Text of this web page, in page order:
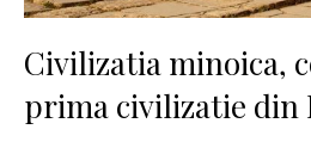
Civilizatia minoica,
prima civilizatie din